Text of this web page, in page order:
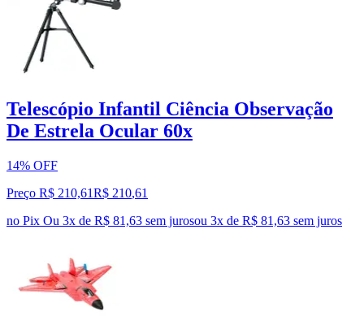
Telescópio Infantil Ciência Observação
De Estrela Ocular 60x
14% OFF
Preço R$ 210,61R$ 210,61
no Pix Ou 3x de R$ 81,63 sem jurosou 3x de R$ 81,63 sem juros